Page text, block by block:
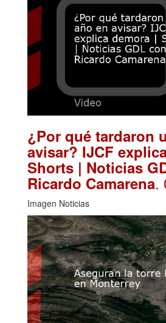
¿Por qué tardaron
avisar? IJCF
Shorts | Noticias
Ricardo Camarena.
Imagen Noticias